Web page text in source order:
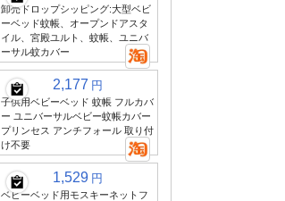
卸売ドロップシッピング:大型ベビ
ーベッド蚊帳、オープンドアスタ
イル、宮殿ユルト、蚊帳、ユニバ
ーサル蚊カバー
2,177 円
子供用ベビーベッド 蚊帳 フルカバ
ー ユニバーサルベビー蚊帳カバー
プリンセス アンチフォール 取り付
け不要
1,529 円
ベビーベッド用モスキーネットフ